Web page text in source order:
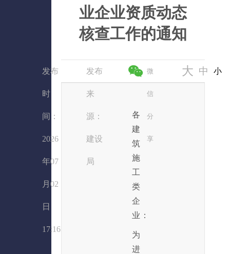
业企业资质动态
核查工作的通知
发布
时
间：
2026
年07
月02
日
17:16
发布
来
源：
建设
局
微
信
分
享
大 中 小
各
建
筑
施
工
类
企
业：
为
进